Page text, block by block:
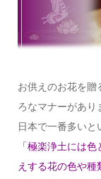
お供えのお花を贈
ろなマナーがあり
日本で一番多いと
「極楽浄土には
えする花の色や種